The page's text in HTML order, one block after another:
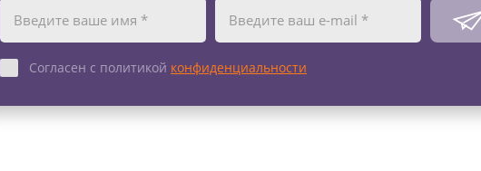
Согласен с политикой конфиденциальности